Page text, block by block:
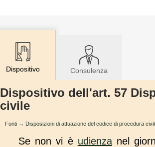
Dispositivo Consulenza
Dispositivo dell'art. 57
civile
Fonti → Disposizioni di attuazione del codice di procedura
Se non vi è udienzanel